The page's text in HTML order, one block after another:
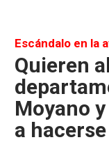
Escándalo en la
Quieren
Moyano
a